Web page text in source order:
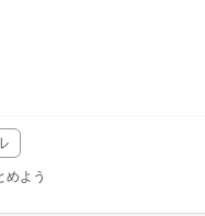
めよう